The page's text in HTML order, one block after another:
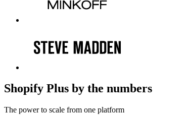
Shopify Plus by the numbers
The power to scale from one platform